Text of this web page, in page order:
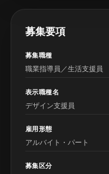
募集要項
募集職種
職業指導員／生活支援員
表示職種名
デザイン支援員
雇用形態
アルバイト・パート
募集区分